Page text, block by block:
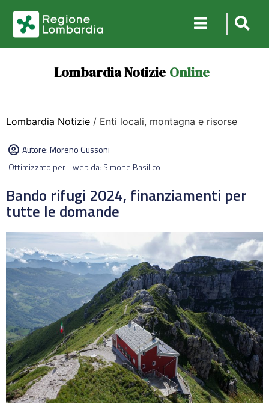
Lombardia Notizie Online
Lombardia Notizie / Enti locali, montagna e risorse
Autore:Moreno Gussoni
Ottimizzato per il web da: Simone Basilico
Bando rifugi 2024, finanziamenti per
tutte le domande